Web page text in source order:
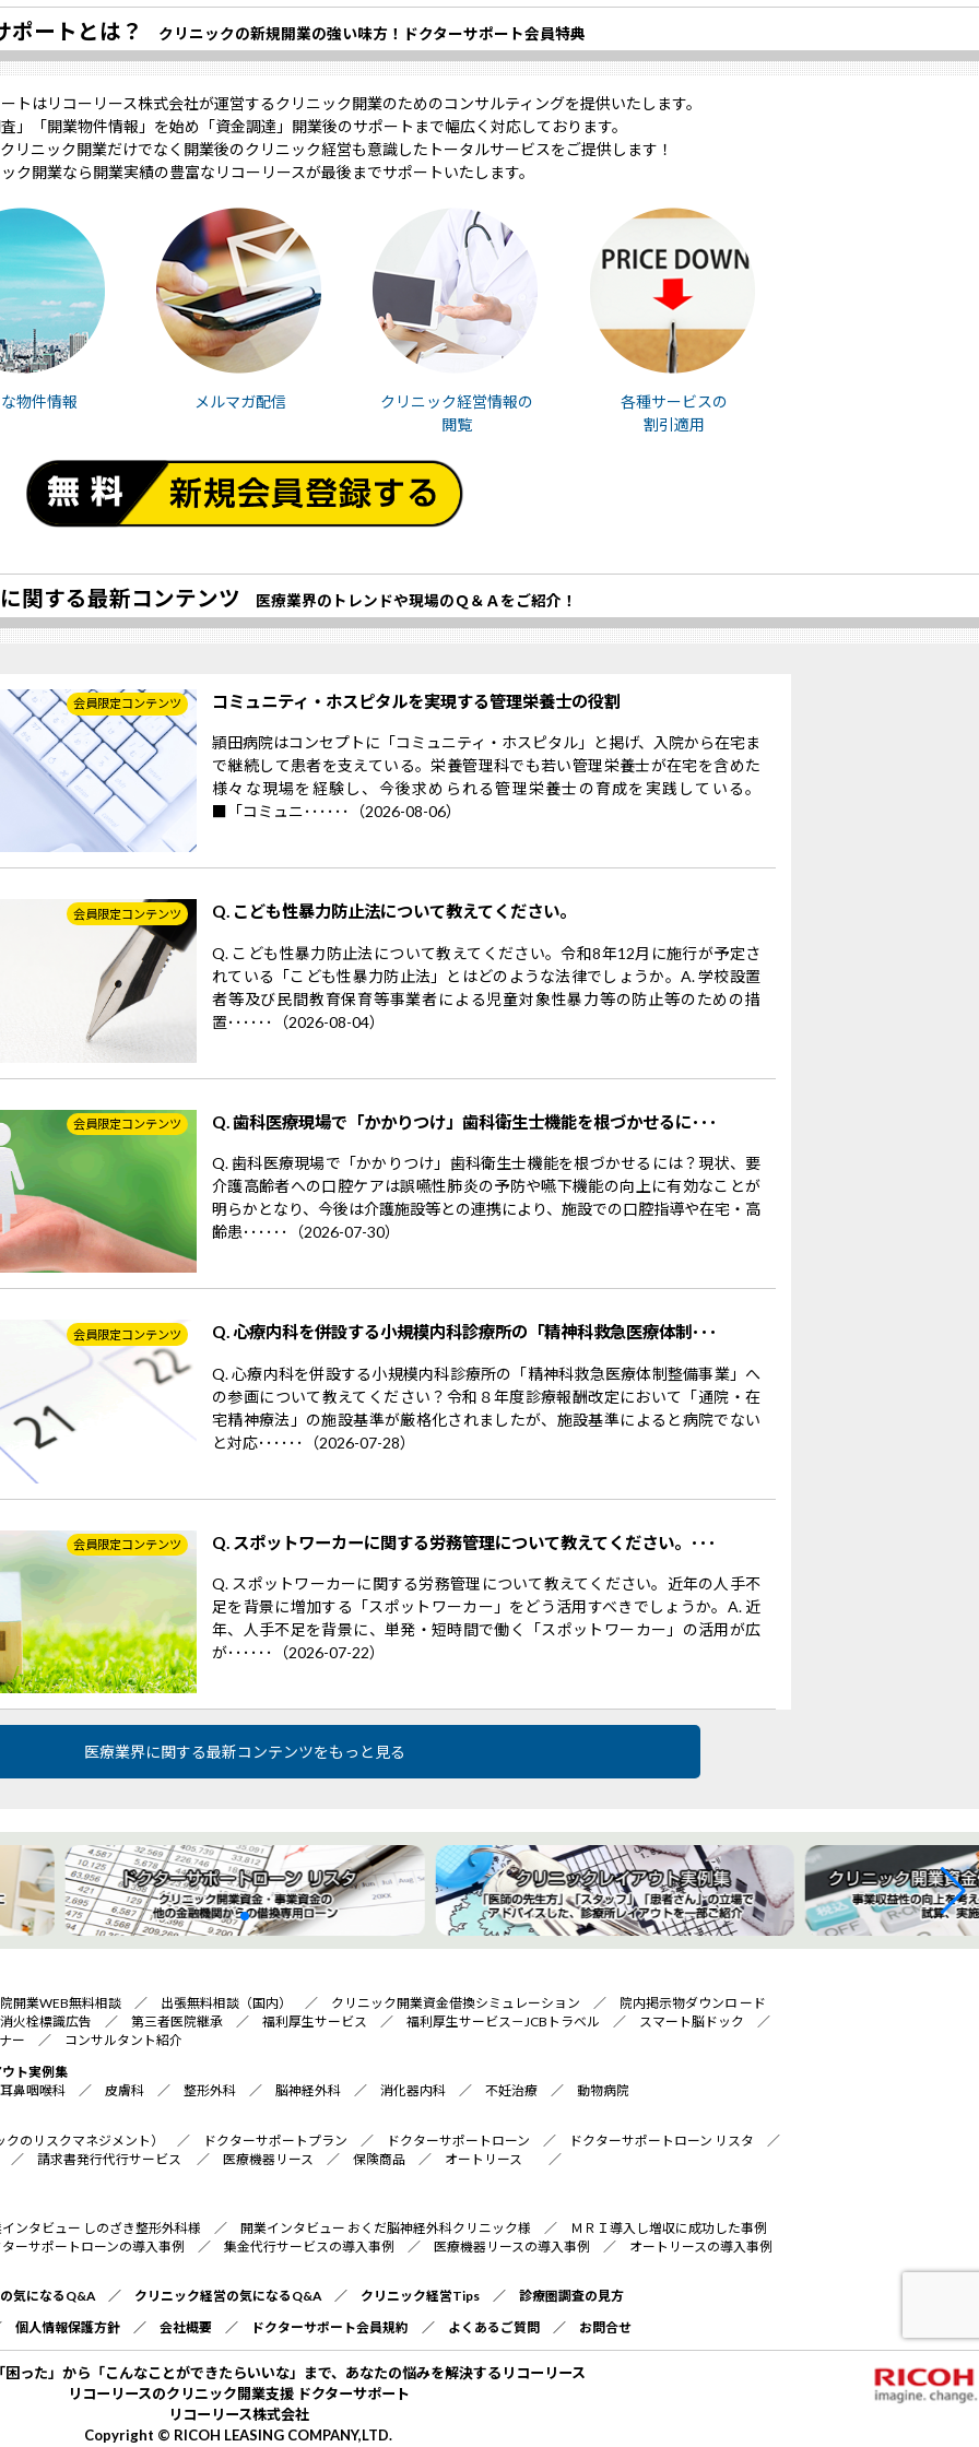
ポートとは？ クリニックの新規開業の強い味方！ドクターサポート会員特典
トはリコーリース株式会社が運営するクリニック開業のためのコンサルティングを提供いたします。
」「開業物件情報」を始め「資金調達」開業後のサポートまで幅広く対応しております。
リニック開業だけでなく開業後のクリニック経営も意識したトータルサービスをご提供します！
ク開業なら開業実績の豊富なリコーリースが最後までサポートいたします。
物件情報 メルマガ配信
クリニック経営情報の
閲覧
各種サービスの
割引適用
関する最新コンテンツ 医療業界のトレンドや現場のＱ＆Ａをご紹介！
会員限定コンテンツ コミュニティ・ホスピタルを実現する管理栄養士の役割
頴田病院はコンセプトに「コミュニティ・ホスピタル」と掲げ、入院から在宅ま
で継続して患者を支えている。栄養管理科でも若い管理栄養士が在宅を含めた
様々な現場を経験し、今後求められる管理栄養士の育成を実践している。
■「コミュニ･･････（2026-08-06）
会員限定コンテンツ Q. こども性暴力防止法について教えてください。
Q. こども性暴力防止法について教えてください。令和8年12月に施行が予定さ
れている「こども性暴力防止法」とはどのような法律でしょうか。A. 学校設置
者等及び民間教育保育等事業者による児童対象性暴力等の防止等のための措
置･･････（2026-08-04）
会員限定コンテンツ Q. 歯科医療現場で「かかりつけ」歯科衛生士機能を根づかせるに･･･
Q. 歯科医療現場で「かかりつけ」歯科衛生士機能を根づかせるには？現状、要
介護高齢者への口腔ケアは誤嚥性肺炎の予防や嚥下機能の向上に有効なことが
明らかとなり、今後は介護施設等との連携により、施設での口腔指導や在宅・高
齢患･･････（2026-07-30）
会員限定コンテンツ Q. 心療内科を併設する小規模内科診療所の「精神科救急医療体制･･･
Q. 心療内科を併設する小規模内科診療所の「精神科救急医療体制整備事業」へ
の参画について教えてください？令和８年度診療報酬改定において「通院・在
宅精神療法」の施設基準が厳格化されましたが、施設基準によると病院でない
と対応･･････（2026-07-28）
会員限定コンテンツ Q. スポットワーカーに関する労務管理について教えてください。･･･
Q. スポットワーカーに関する労務管理について教えてください。近年の人手不
足を背景に増加する「スポットワーカー」をどう活用すべきでしょうか。A. 近
年、人手不足を背景に、単発・短時間で働く「スポットワーカー」の活用が広
が･･････（2026-07-22）
医療業界に関する最新コンテンツをもっと見る
開業WEB無料相談 ／ 出張無料相談（国内） ／ クリニック開業資金借換シミュレーション ／ 院内掲示物ダウンロ ード
消火栓標識広告 ／ 第三者医院継承 ／ 福利厚生サービス ／ 福利厚生サービス－JCBトラベル ／ スマート脳ドック ／
ー ／ コンサルタント紹介
ト実例集
耳鼻咽喉科 ／ 皮膚科 ／ 整形外科 ／ 脳神経外科 ／ 消化器内科 ／ 不妊治療 ／ 動物病院
のリスクマネジメント） ／ ドクターサポートプラン ／ ドクターサポートローン ／ ドクターサポートローン リスタ ／
請求書発行代行サービス ／ 医療機器リース ／ 保険商品 ／ オートリース ／
ンタビュー しのざき整形外科様 ／ 開業インタビュー おくだ脳神経外科クリニック様 ／
ＭＲＩ導入し増収に成功した事例
ーサポートローンの導入事例 ／ 集金代行サービスの導入事例 ／ 医療機器リースの導入事例 ／ オートリースの導入事例
気になるQ&A／ クリニック経営の気になるQ&A／ クリニック経営Tips ／ 診療圏調査の見方
個人情報保護方針 ／ 会社概要 ／ ドクターサポート会員規約 ／ よくあるご質問 ／ お問合せ
った」から「こんなことができたらいいな」まで、あなたの悩みを解決するリコーリース
リコーリースのクリニック開業支援 ドクターサポート
リコーリース株式会社
Copyright © RICOH LEASING COMPANY,LTD.